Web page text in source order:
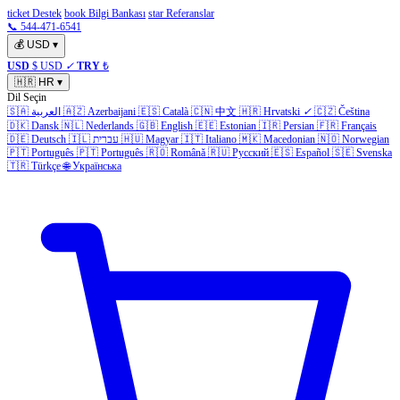
ticket Destek book Bilgi Bankası star Referanslar
📞 544-471-6541
💰 USD ▾
USD $ USD ✓ TRY ₺
🇭🇷 HR ▾
Dil Seçin
🇸🇦 العربية 🇦🇿 Azerbaijani 🇪🇸 Català 🇨🇳 中文 🇭🇷 Hrvatski ✓ 🇨🇿 Čeština
🇩🇰 Dansk 🇳🇱 Nederlands 🇬🇧 English 🇪🇪 Estonian 🇮🇷 Persian 🇫🇷 Français
🇩🇪 Deutsch 🇮🇱 עברית 🇭🇺 Magyar 🇮🇹 Italiano 🇲🇰 Macedonian 🇳🇴 Norwegian
🇵🇹 Português 🇵🇹 Português 🇷🇴 Română 🇷🇺 Русский 🇪🇸 Español 🇸🇪 Svenska
🇹🇷 Türkçe 🌐 Українська